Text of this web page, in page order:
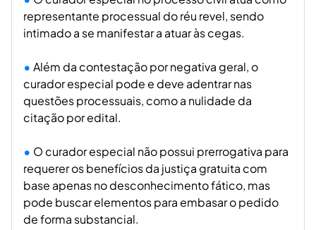
representante processual do réu revel, sendo
intimado a se manifestar a atuar às cegas.
Além da contestação por negativa geral, o
curador especial pode e deve adentrar nas
questões processuais, como a nulidade da
citação por edital.
O curador especial não possui prerrogativa para
requerer os benefícios da justiça gratuita com
base apenas no desconhecimento fático, mas
pode buscar elementos para embasar o pedido
de forma substancial.